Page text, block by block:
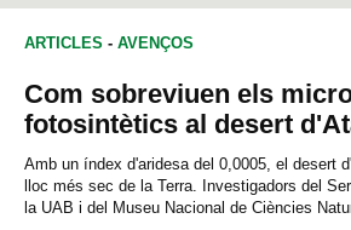
PSICOLOGIA SOCIAL
ARTICLES - AVENÇOS
Com sobreviuen els
fotosintètics al desert
Amb un índex d'aridesa del 0,0005, el desert
lloc més sec de la Terra. Investigadors del
la UAB i del Museu Nacional de Ciències